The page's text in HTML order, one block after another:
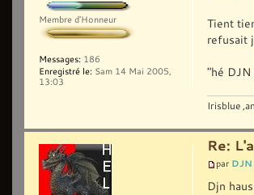
Tient
refusait
"hé DJN
Irisblue
Membre d'Honneur
Messages: 186
Enregistré le: Sam 14 Mai 2005,
13:03
Re:
par DJN
Djn